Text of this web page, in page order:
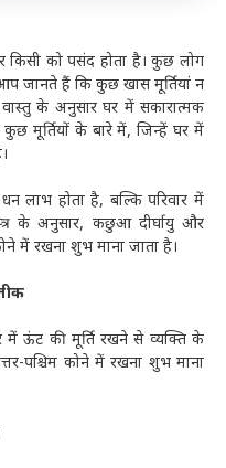
किसी को पसंद होता है। कुछ लोग
जानते हैं कि कुछ खास मूर्तियां न
के अनुसार घर में सकारात्मक
मूर्तियों के बारे में, जिन्हें घर में
लाभ होता है, बल्कि परिवार में
के अनुसार, कछुआ दीर्घायु और
में रखना शुभ माना जाता है।
में ऊंट की मूर्ति रखने से व्यक्ति के
पश्चिम कोने में रखना शुभ माना